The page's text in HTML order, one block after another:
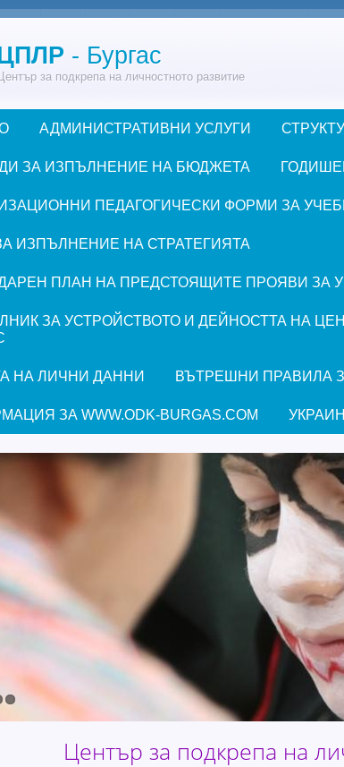
- Бургас
за подкрепа на личностното развитие
менюАДМИНИСТРАТИВНИ УСЛУГИ
ЗА ИЗПЪЛНЕНИЕ НА БЮДЖЕТА
ПЕДАГОГИЧЕСКИ ФОРМИ ЗА
ИЗПЪЛНЕНИЕ НА СТРАТЕГИЯТА
ПЛАН НА ПРЕДСТОЯЩИТЕ ПРОЯВИ ЗА
ЗА УСТРОЙСТВОТО И ДЕЙНОСТТА НА
НА ЛИЧНИ ДАННИ ВЪТРЕШНИ ПРАВИЛА
ЗА WWW.ODK-BURGAS.COM
Център за подкрепа на